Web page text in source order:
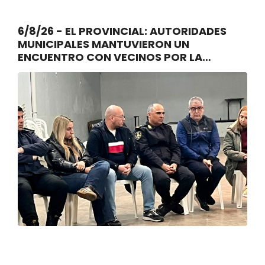
6/8/26 - EL PROVINCIAL: AUTORIDADES
MUNICIPALES MANTUVIERON UN
ENCUENTRO CON VECINOS POR LA
SEGURIDAD